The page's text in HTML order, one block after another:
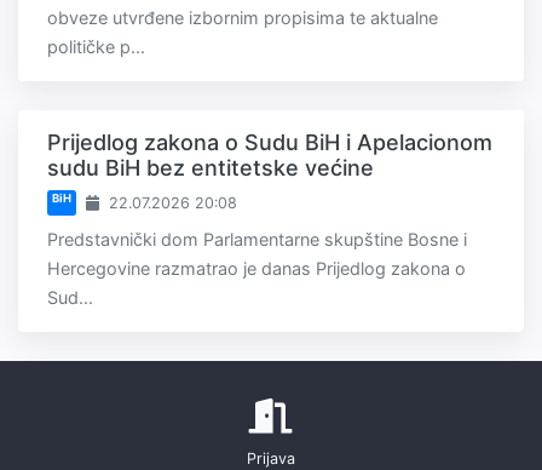
obveze utvrđene izbornim propisima te aktualne
političke p...
Prijedlog zakona o Sudu BiH i Apelacionom
sudu BiH bez entitetske većine
BiH 22.07.2026 20:08
Predstavnički dom Parlamentarne skupštine Bosne i
Hercegovine razmatrao je danas Prijedlog zakona o
Sud...
Prijava